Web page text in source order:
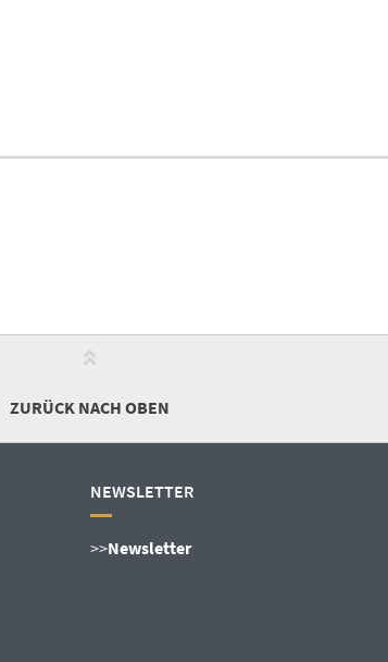
ZURÜCK NACH OBEN
NEWSLETTER
>>Newsletter